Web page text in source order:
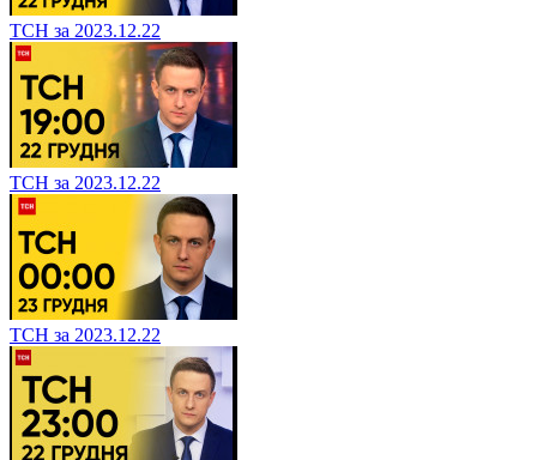
ТСН за 2023.12.22
ТСН за 2023.12.22
ТСН за 2023.12.22